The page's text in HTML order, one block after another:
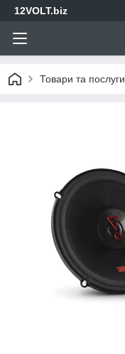
12VOLT.biz
Товари та послуги